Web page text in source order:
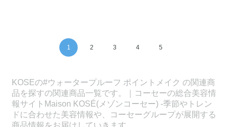
1 2 3 4 5
KOSEの#ウォータープルーフ ポイントメイク の関連商
品を探すの関連商品一覧です。｜コーセーの総合美容情
報サイトMaison KOSÉ(メゾンコーセー) -季節やトレン
ドに合わせた美容情報や、コーセーグループが展開する